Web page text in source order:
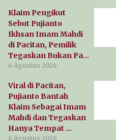
Klaim Pengikut
Sebut Pujianto
Ikhsan Imam Mahdi
di Pacitan, Pemilik
Tegaskan Bukan Pa…
6 Agustus 2026
Viral di Pacitan,
Pujianto Bantah
Klaim Sebagai Imam
Mahdi dan Tegaskan
Hanya Tempat …
6 Agustus 2026